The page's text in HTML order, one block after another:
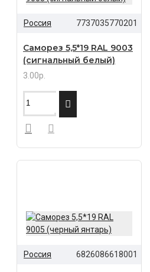
Россия 7737035770201
Саморез 5,5*19 RAL 9003
(сигнальный белый)
3.00р.
Россия 6826086618001